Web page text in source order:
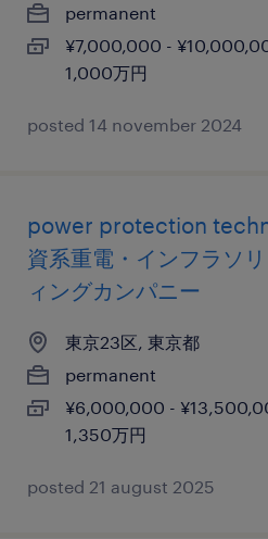
permanent
¥7,000,000 -
1,000万円
posted 14 november 2024
power protection
資系重電・インフラソ
ィングカンパニー
東京23区, 東京都
permanent
¥6,000,000 -
1,350万円
posted 21 august 2025